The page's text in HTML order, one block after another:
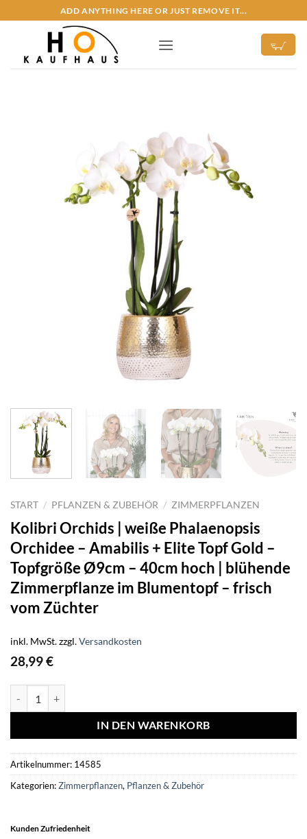
Inhalt
ADD ANYTHING HERE OR JUST REMOVE IT...
START / PFLANZEN & ZUBEHÖR / ZIMMERPFLANZEN
Kolibri Orchids | weiße Phalaenopsis
Orchidee – Amabilis + Elite Topf Gold –
Topfgröße Ø9cm – 40cm hoch | blühende
Zimmerpflanze im Blumentopf – frisch
vom Züchter
inkl. MwSt.zzgl.Versandkosten
28,99€
IN DEN WARENKORB
Artikelnummer: 14585
Kategorien:Zimmerpflanzen, Pflanzen & Zubehör
Kunden Zufriedenheit